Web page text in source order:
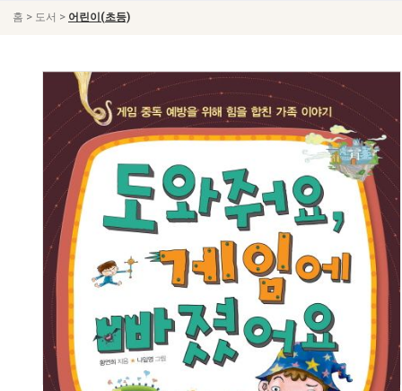
홈 > 도서 > 어린이(초등)